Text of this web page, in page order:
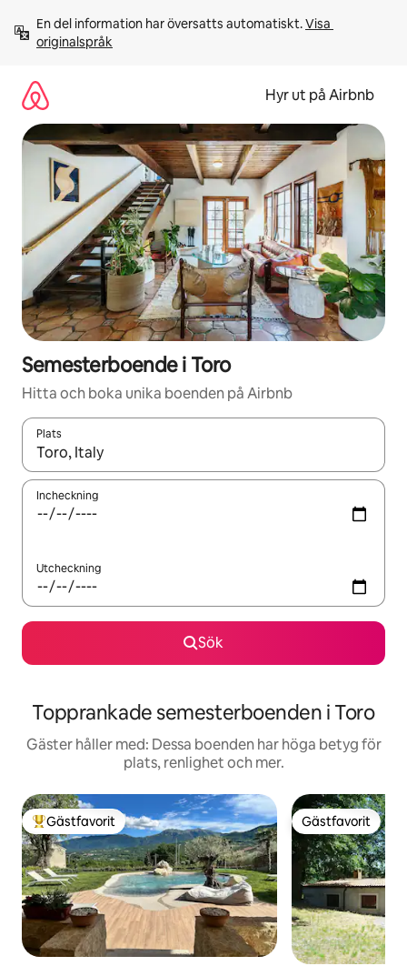
innehåll
En del information har översatts automatiskt. Visa
originalspråk
Hyr ut på Airbnb
Semesterboende i Toro
Hitta och boka unika boenden på Airbnb
Plats
När resultaten är tillgängliga kan du navigera med upp- och
Incheckning
Utcheckning
Sök
Topprankade semesterboenden i Toro
Gäster håller med: Dessa boenden har höga betyg för
plats, renlighet och mer.
Populär gästfavorit
Gästfavorit Gästfavorit
Gästfavorit